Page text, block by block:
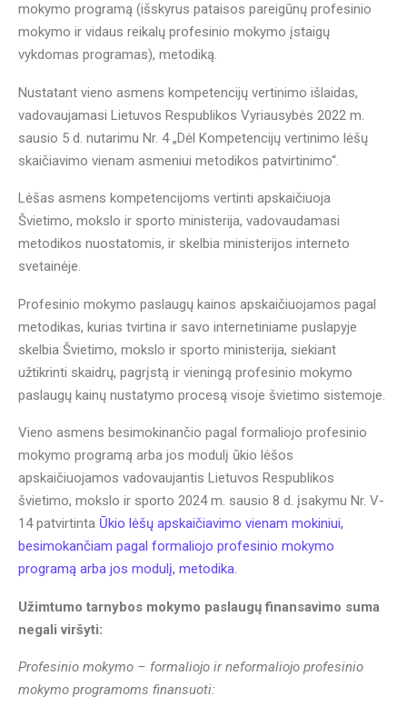
mokymo programą (išskyrus pataisos pareigūnų profesinio
mokymo ir vidaus reikalų profesinio mokymo įstaigų
vykdomas programas), metodiką.
Nustatant vieno asmens kompetencijų vertinimo išlaidas,
vadovaujamasi Lietuvos Respublikos Vyriausybės 2022 m.
sausio 5 d. nutarimu Nr. 4 „Dėl Kompetencijų vertinimo lėšų
skaičiavimo vienam asmeniui metodikos patvirtinimo“.
Lėšas asmens kompetencijoms vertinti apskaičiuoja
Švietimo, mokslo ir sporto ministerija, vadovaudamasi
metodikos nuostatomis, ir skelbia ministerijos interneto
svetainėje.
Profesinio mokymo paslaugų kainos apskaičiuojamos pagal
metodikas, kurias tvirtina ir savo internetiniame puslapyje
skelbia Švietimo, mokslo ir sporto ministerija, siekiant
užtikrinti skaidrų, pagrįstą ir vieningą profesinio mokymo
paslaugų kainų nustatymo procesą visoje švietimo sistemoje.
Vieno asmens besimokinančio pagal formaliojo profesinio
mokymo programą arba jos modulį ūkio lėšos
apskaičiuojamos vadovaujantis Lietuvos Respublikos
švietimo, mokslo ir sporto 2024 m. sausio 8 d. įsakymu Nr. V-
14 patvirtinta Ūkio lėšų apskaičiavimo vienam mokiniui,
besimokančiam pagal formaliojo profesinio mokymo
programą arba jos modulį, metodika.
Užimtumo tarnybos mokymo paslaugų finansavimo suma
negali viršyti:
Profesinio mokymo – formaliojo ir neformaliojo profesinio
mokymo programoms finansuoti: